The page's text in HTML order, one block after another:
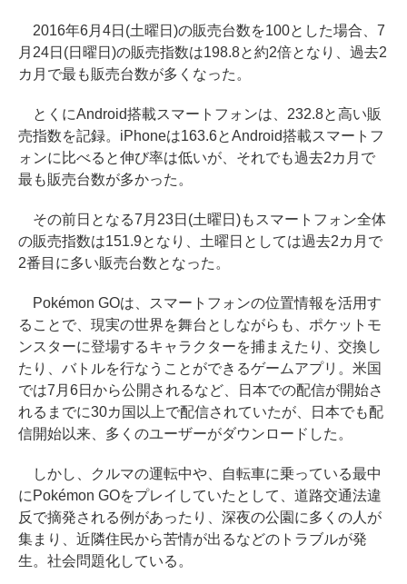
2016年6月4日(土曜日)の販売台数を100とした場合、7
月24日(日曜日)の販売指数は198.8と約2倍となり、過去2
カ月で最も販売台数が多くなった。
とくにAndroid搭載スマートフォンは、232.8と高い販
売指数を記録。iPhoneは163.6とAndroid搭載スマートフ
ォンに比べると伸び率は低いが、それでも過去2カ月で
最も販売台数が多かった。
その前日となる7月23日(土曜日)もスマートフォン全体
の販売指数は151.9となり、土曜日としては過去2カ月で
2番目に多い販売台数となった。
Pokémon GOは、スマートフォンの位置情報を活用す
ることで、現実の世界を舞台としながらも、ポケットモ
ンスターに登場するキャラクターを捕まえたり、交換し
たり、バトルを行なうことができるゲームアプリ。米国
では7月6日から公開されるなど、日本での配信が開始さ
れるまでに30カ国以上で配信されていたが、日本でも配
信開始以来、多くのユーザーがダウンロードした。
しかし、クルマの運転中や、自転車に乗っている最中
にPokémon GOをプレイしていたとして、道路交通法違
反で摘発される例があったり、深夜の公園に多くの人が
集まり、近隣住民から苦情が出るなどのトラブルが発
生。社会問題化している。